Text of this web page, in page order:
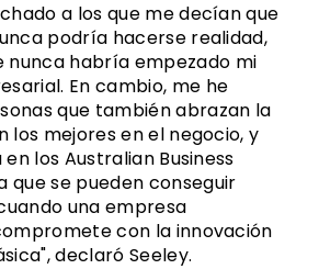
a los que me decían que
podría hacerse realidad,
habría empezado mi
En cambio, me he
que también abrazan la
los mejores en el negocio, y
los Australian Business
que se pueden conseguir
una empresa
con la innovación
declaró Seeley.